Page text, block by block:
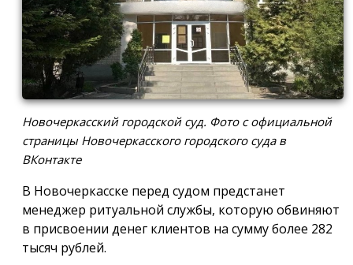
Новочеркасский городской суд. Фото с официальной
страницы Новочеркасского городского суда в
ВКонтакте
В Новочеркасске перед судом предстанет
менеджер ритуальной службы, которую обвиняют
в присвоении денег клиентов на сумму более 282
тысяч рублей.